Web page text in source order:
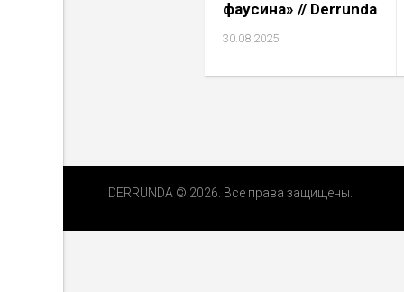
фаусина» // Derrunda
30.08.2025
DERRUNDA © 2026. Все права защищены.